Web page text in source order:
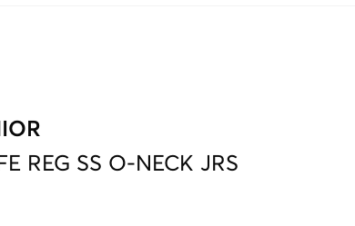
REG SS O-NECK JRS